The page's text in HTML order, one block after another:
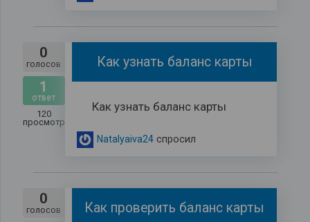
0
голосов
1
ответ
120
просмотров
Как узнать баланс карты
Как узнать баланс карты
Natalyaiva24спросил
0
голосов Как проверить баланс карты